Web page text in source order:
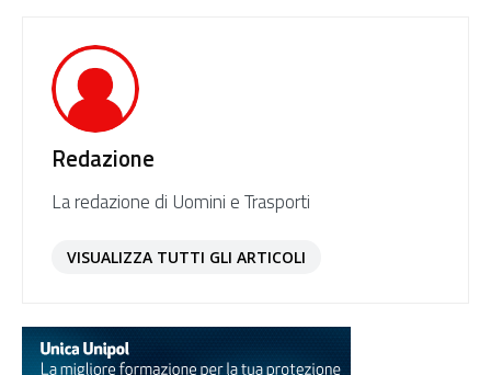
Redazione
La redazione di Uomini e Trasporti
VISUALIZZA TUTTI GLI ARTICOLI